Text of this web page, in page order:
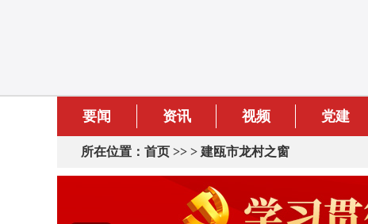
要闻 资讯 视频 党建
所在位置： 首页 >> > 建瓯市龙村之窗